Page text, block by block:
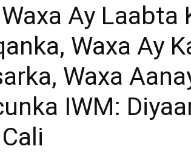
Afrika
Ay Laabta
Waxa Ay
Waxa
IWM: